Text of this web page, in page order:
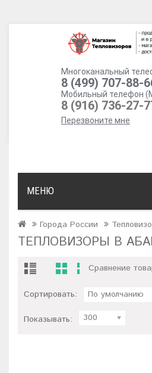
Многоканальный
8 (499) 707-88-
Мобильный телефон
8 (916) 736-27-
Перезвоните мне
МЕНЮ
Города России
ТЕПЛОВИЗОРЫ В
Сравнение
Сортировать: По умолчанию
Показывать: 300